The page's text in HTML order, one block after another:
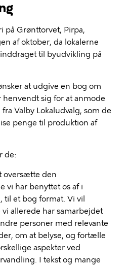
på Grønttorvet, Pirpa,
af oktober, da lokalerne
til byudvikling på
at udgive en bog om
sig for at anmode
Valby Lokaludvalg, som de
penge til produktion af
de:
oversætte den
vi har benyttet os af i
til et bog format. Vi vil
allerede har samarbejdet
personer med relevante
om at belyse, og fortælle
aspekter ved
I tekst og mange